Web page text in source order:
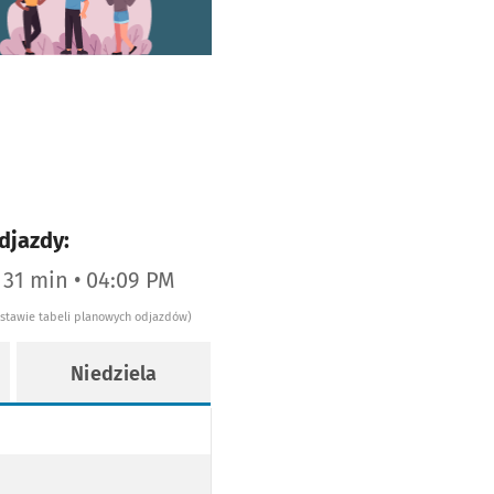
min • 04:09 PM
tabeli planowych odjazdów)
Niedziela
BUKOWINĘ, BĄKOW, ŁOZINĘ, TOKARY, SIEDLEC
BUKOWINĘ, BĄKOW, ŁOZINĘ, TOKARY, SIEDLEC